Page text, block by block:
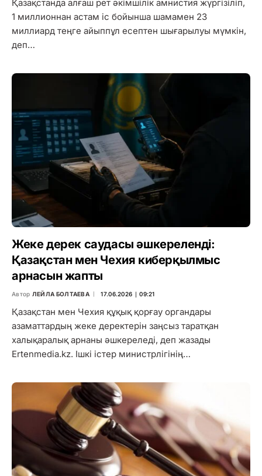
Қазақстанда алғаш рет әкімшілік амнистия жүргізіліп,
1 миллионнан астам іс бойынша шамамен 23
миллиард теңге айыппұл есептен шығарылуы мүмкін,
деп…
Жеке дерек саудасы әшкереленді:
Қазақстан мен Чехия киберқылмыс
арнасын жапты
Автор ЛЕЙЛА БОЛТАЕВА 17.06.2026 ∣ 09:21
Қазақстан мен Чехия құқық қорғау органдары
азаматтардың жеке деректерін заңсыз таратқан
халықаралық арнаны әшкереледі, деп жазады
Ertenmedia.kz. Ішкі істер министрлігінің…